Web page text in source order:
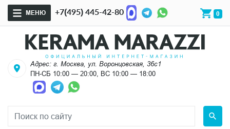
МЕНЮ +7(495) 445-42-80 0
Адрес: г. Москва, ул. Воронцовская, 36с1
ПН-СБ 10:00 — 20:00, ВС 10:00 — 18:00